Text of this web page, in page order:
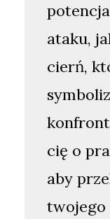
ataku,
cierń,
cię o
aby
twojego